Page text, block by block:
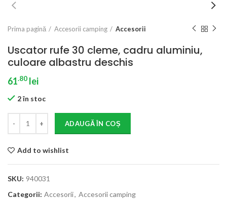
Prima pagină Accesorii camping Accesorii
Uscator rufe 30 cleme, cadru aluminiu,
culoare albastru deschis
61.80 lei
2 în stoc
ADAUGĂ ÎN COȘ
Add to wishlist
SKU: 940031
Categorii: Accesorii, Accesorii camping